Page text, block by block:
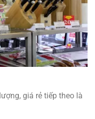
giá rẻ tiếp theo là